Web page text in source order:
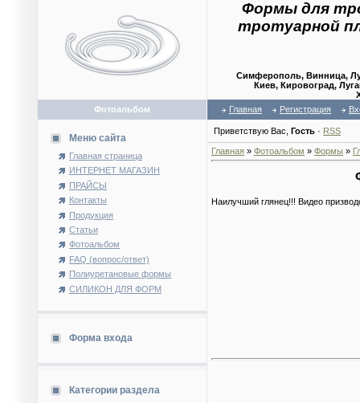
Формы для
тротуарной
Симферополь, Винница,
Киев, Кировоград,
Фотоальбом
Главная Регистрация
Меню сайта
Главная страница
ИНТЕРНЕТ МАГАЗИН
ПРАЙСЫ
Контакты
Продукция
Статьи
Фотоальбом
FAQ (вопрос/ответ)
Полиуретановые формы
СИЛИКОН ДЛЯ ФОРМ
Форма входа
Категории раздела
Приветствую Вас Гость · RSS
Главная » Фотоальбом » Формы »
Наилучший глянец!!! Видео